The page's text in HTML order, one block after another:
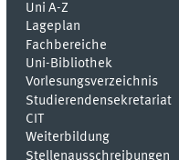
Uni A-Z
Lageplan
Fachbereiche
Uni-Bi­bli­o­thek
Vor­le­sungs­ver­zeich­nis
Stu­die­ren­den­se­kre­ta­ri­at
CIT
Weiterbildung
Stellenausschreibungen